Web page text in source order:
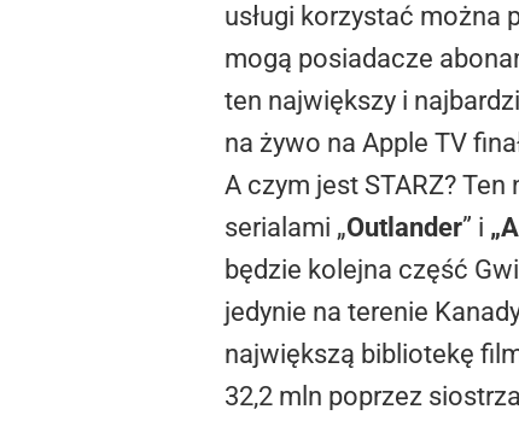
usługi korzystać można
mogą posiadacze
ten największy i
na żywo na Apple TV
A czym jest STARZ?
serialami „Outlander” i
będzie kolejna część
jedynie na terenie
największą bibliotekę
32,2 mln poprzez